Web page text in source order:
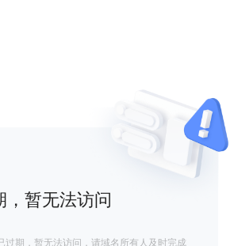
，暂无法访问
过期，暂无法访问，请域名所有人及时完成